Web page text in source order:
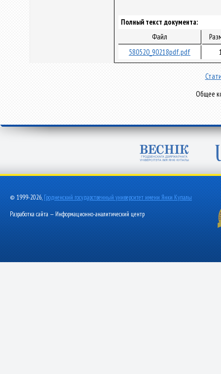
Полный текст документа:
Файл
580520_90218pdf.pdf
Общее
© 1999-2026, Гродненский государственный университет имени Янки Купалы
Разработка сайта — Информационно-аналитический центр